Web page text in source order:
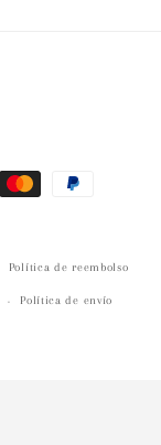
Política de reembolso
Política de envío